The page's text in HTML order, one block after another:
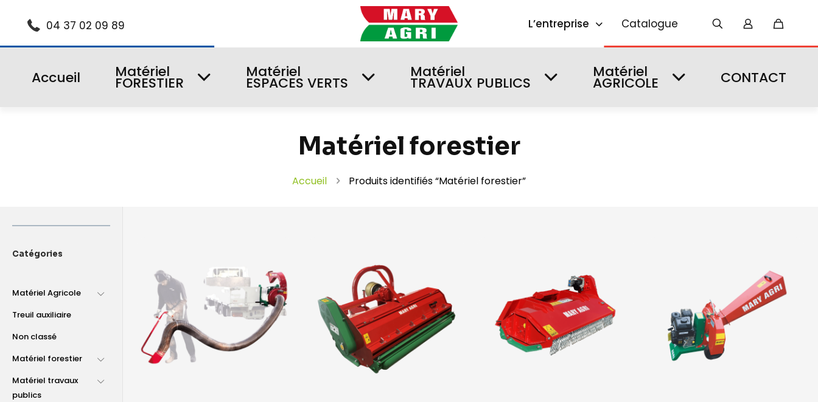
04 37 02 09 89 L’entreprise Catalogue
Accueil Matériel
FORESTIER
Matériel
ESPACES VERTS
Matériel
TRAVAUX PUBLICS
Matériel
AGRICOLE CONTACT
Matériel forestier
Accueil Produits identifiés “Matériel forestier”
Catégories
Matériel Agricole
Treuil auxiliaire
Non classé
Matériel forestier
Matériel travaux
publics